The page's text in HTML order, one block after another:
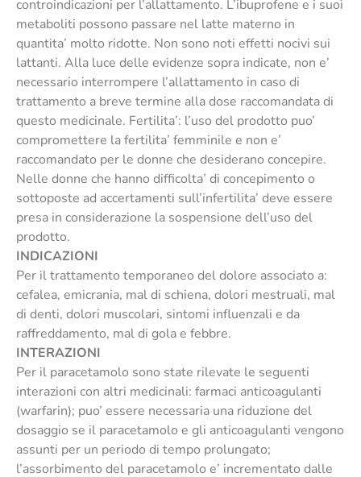
controindicazioni per l’allattamento. L’ibuprofene e i suoi
metaboliti possono passare nel latte materno in
quantita’ molto ridotte. Non sono noti effetti nocivi sui
lattanti. Alla luce delle evidenze sopra indicate, non e’
necessario interrompere l’allattamento in caso di
trattamento a breve termine alla dose raccomandata di
questo medicinale. Fertilita’: l’uso del prodotto puo’
compromettere la fertilita’ femminile e non e’
raccomandato per le donne che desiderano concepire.
Nelle donne che hanno difficolta’ di concepimento o
sottoposte ad accertamenti sull’infertilita’ deve essere
presa in considerazione la sospensione dell’uso del
prodotto.
INDICAZIONI
Per il trattamento temporaneo del dolore associato a:
cefalea, emicrania, mal di schiena, dolori mestruali, mal
di denti, dolori muscolari, sintomi influenzali e da
raffreddamento, mal di gola e febbre.
INTERAZIONI
Per il paracetamolo sono state rilevate le seguenti
interazioni con altri medicinali: farmaci anticoagulanti
(warfarin); puo’ essere necessaria una riduzione del
dosaggio se il paracetamolo e gli anticoagulanti vengono
assunti per un periodo di tempo prolungato;
l’assorbimento del paracetamolo e’ incrementato dalle